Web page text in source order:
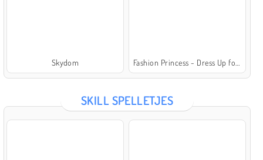
Skydom Fashion Princess - Dress Up for Girls
SKILL SPELLETJES